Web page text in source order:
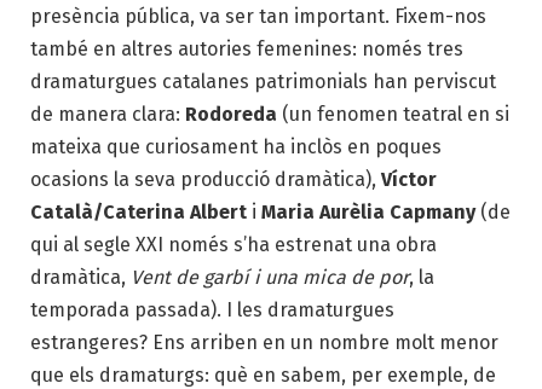
presència pública, va ser tan important. Fixem-nos
també en altres autories femenines: només tres
dramaturgues catalanes patrimonials han perviscut
de manera clara: Rodoreda (un fenomen teatral en si
mateixa que curiosament ha inclòs en poques
ocasions la seva producció dramàtica), Víctor
Català/Caterina Albert i Maria Aurèlia Capmany(de
qui al segle XXI només s’ha estrenat una obra
dramàtica, Vent de garbí i una mica de por, la
temporada passada). I les dramaturgues
estrangeres? Ens arriben en un nombre molt menor
que els dramaturgs: què en sabem, per exemple, de